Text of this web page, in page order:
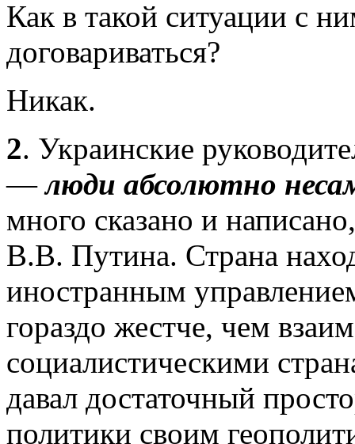
Как в такой ситуации с
договариваться?
Никак.
2. Украинские
—люди абсолютно
много сказано и
В.В. Путина. Страна
иностранным
гораздо жестче, чем
социалистическими
давал достаточный
политики своим